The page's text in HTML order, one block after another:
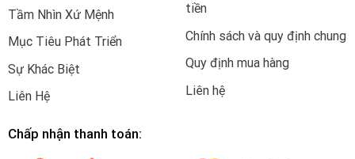
Tầm Nhìn Xứ Mệnh
Mục Tiêu Phát Triển
Sự Khác Biệt
Liên Hệ
tiền
Chính sách và quy định chung
Quy định mua hàng
Liên hệ
Chấp nhận thanh toán: